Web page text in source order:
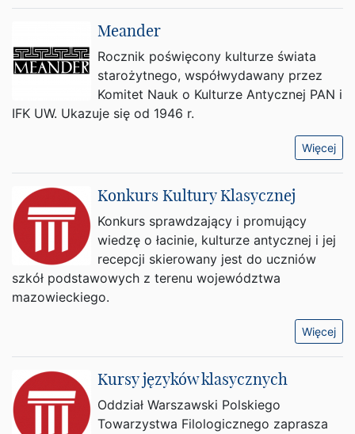
Meander
Rocznik poświęcony kulturze świata
starożytnego, współwydawany przez
Komitet Nauk o Kulturze Antycznej PAN i
IFK UW. Ukazuje się od 1946 r.
Więcej
Konkurs Kultury Klasycznej
Konkurs sprawdzający i promujący
wiedzę o łacinie, kulturze antycznej i jej
recepcji skierowany jest do uczniów
szkół podstawowych z terenu województwa
mazowieckiego.
Więcej
Kursy języków klasycznych
Oddział Warszawski Polskiego
Towarzystwa Filologicznego zaprasza